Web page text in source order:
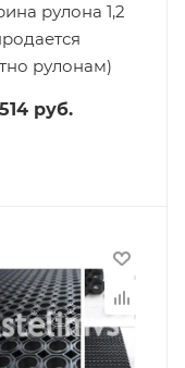
рулона 1,2
рулонам)
руб.